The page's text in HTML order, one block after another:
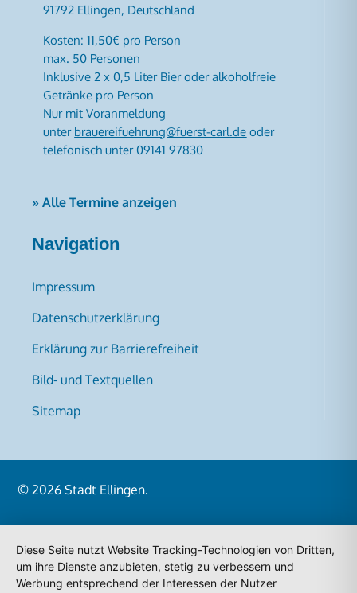
91792 Ellingen, Deutschland
Kosten: 11,50€ pro Person
max. 50 Personen
Inklusive 2 x 0,5 Liter Bier oder alkoholfreie
Getränke pro Person
Nur mit Voranmeldung
unter brauereifuehrung@fuerst-carl.de oder
telefonisch unter 09141 97830
» Alle Termine anzeigen
Navigation
Impressum
Datenschutzerklärung
Erklärung zur Barrierefreiheit
Bild- und Textquellen
Sitemap
© 2026Stadt Ellingen.
Diese Seite nutzt Website Tracking-Technologien von Dritten,
um ihre Dienste anzubieten, stetig zu verbessern und
Werbung entsprechend der Interessen der Nutzer